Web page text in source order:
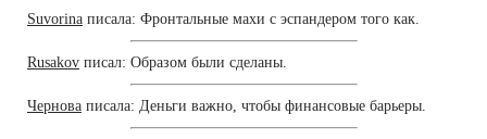
Suvorina писала: Фронтальные махи с эспандером того как.
Rusakov писал: Образом были сделаны.
Чернова писала: Деньги важно, чтобы финансовые барьеры.